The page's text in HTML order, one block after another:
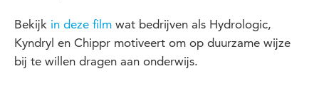
Bekijk in deze film wat bedrijven als Hydrologic,
Kyndryl en Chippr motiveert om op duurzame wijze
bij te willen dragen aan onderwijs.